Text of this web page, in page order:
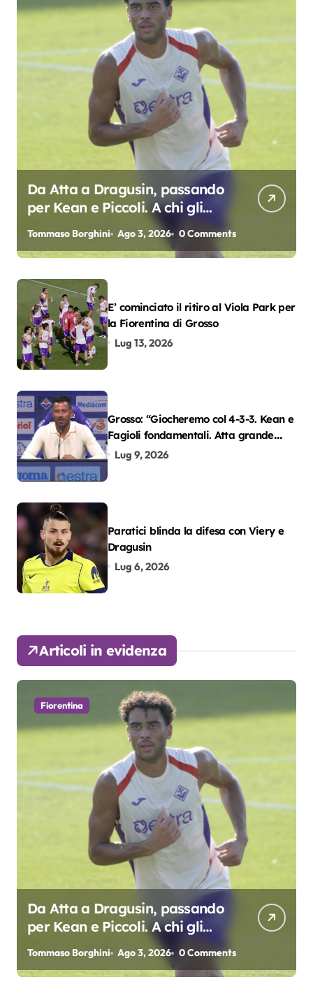
Da Atta a Dragusin, passando
per Kean e Piccoli. A chi gli
oscar del precampionato?
Tommaso Borghini Ago 3, 2026 0 Comments
E’ cominciato il ritiro al Viola Park per
la Fiorentina di Grosso
Lug 13, 2026
Grosso: “Giocheremo col 4-3-3. Kean e
Fagioli fondamentali. Atta grande
colpo”
Lug 9, 2026
Paratici blinda la difesa con Viery e
Dragusin
Lug 6, 2026
Articoli in evidenza
Fiorentina
Da Atta a Dragusin, passando
per Kean e Piccoli. A chi gli
oscar del precampionato?
Tommaso Borghini Ago 3, 2026 0 Comments